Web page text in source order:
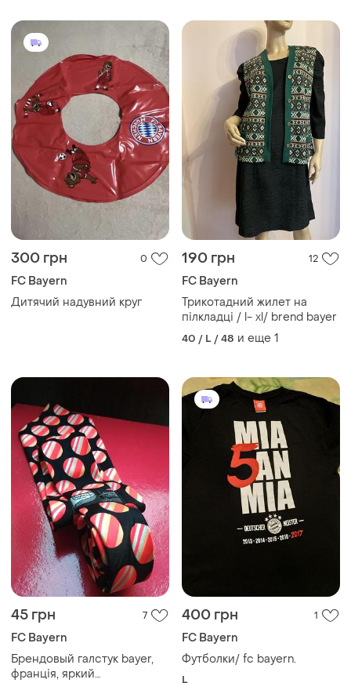
300 грн 0
FC Bayern
Дитячий надувний круг
190 грн 12
FC Bayern
Трикотадний жилет на
пілкладці / l- xl/ brend bayer
40 / L / 48 и еще 1
45 грн 7
FC Bayern
Брендовый галстук bayer,
франція, яркий
400 грн 1
FC Bayern
Футболки/ fc bayern.
L